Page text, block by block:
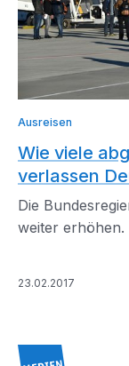
Ausreisen
Wie viele
verlassen
Die
weiter erhöhen.
23.02.2017